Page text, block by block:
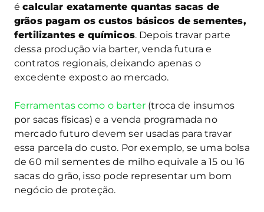
écalcular exatamente quantas sacas de
grãos pagam os custos básicos de sementes,
fertilizantes e químicos. Depois travar parte
dessa produção via barter, venda futura e
contratos regionais, deixando apenas o
excedente exposto ao mercado.
Ferramentas como o barter (troca de insumos
por sacas físicas) e a venda programada no
mercado futuro devem ser usadas para travar
essa parcela do custo. Por exemplo, se uma bolsa
de 60 mil sementes de milho equivale a 15 ou 16
sacas do grão, isso pode representar um bom
negócio de proteção.